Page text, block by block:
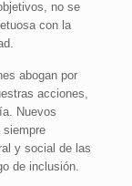
no se
con la
abogan por
acciones,
Nuevos
y social de las
de inclusión.